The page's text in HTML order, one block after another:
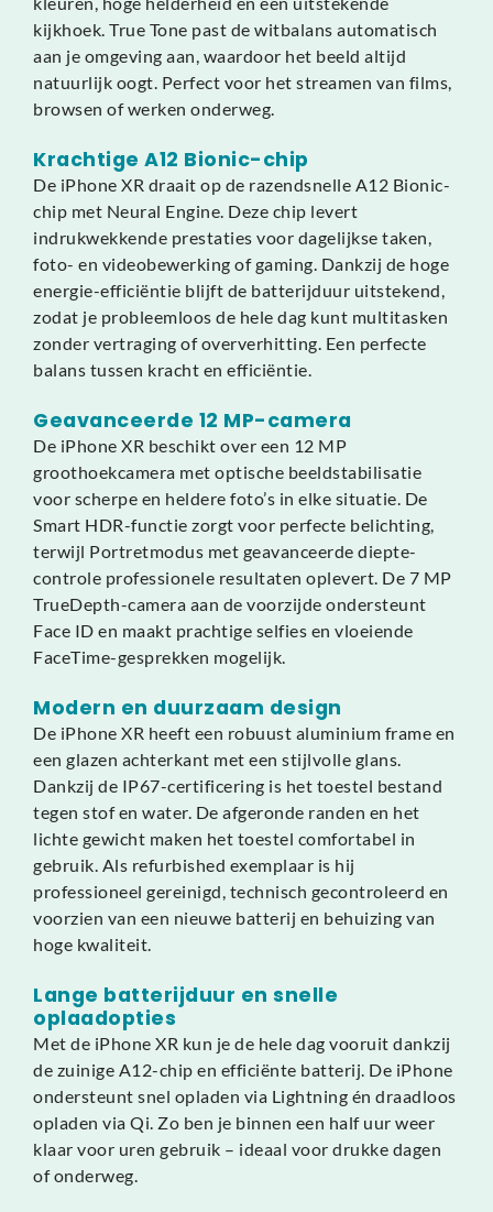
kijkhoek. True Tone past de witbalans automatisch
aan je omgeving aan, waardoor het beeld altijd
natuurlijk oogt. Perfect voor het streamen van films,
browsen of werken onderweg.
Krachtige A12 Bionic-chip
De iPhone XR draait op de razendsnelle A12 Bionic-
chip met Neural Engine. Deze chip levert
indrukwekkende prestaties voor dagelijkse taken,
foto- en videobewerking of gaming. Dankzij de hoge
energie-efficiëntie blijft de batterijduur uitstekend,
zodat je probleemloos de hele dag kunt multitasken
zonder vertraging of oververhitting. Een perfecte
balans tussen kracht en efficiëntie.
Geavanceerde 12 MP-camera
De iPhone XR beschikt over een 12 MP
groothoekcamera met optische beeldstabilisatie
voor scherpe en heldere foto’s in elke situatie. De
Smart HDR-functie zorgt voor perfecte belichting,
terwijl Portretmodus met geavanceerde diepte-
controle professionele resultaten oplevert. De 7 MP
TrueDepth-camera aan de voorzijde ondersteunt
Face ID en maakt prachtige selfies en vloeiende
FaceTime-gesprekken mogelijk.
Modern en duurzaam design
De iPhone XR heeft een robuust aluminium frame en
een glazen achterkant met een stijlvolle glans.
Dankzij de IP67-certificering is het toestel bestand
tegen stof en water. De afgeronde randen en het
lichte gewicht maken het toestel comfortabel in
gebruik. Als refurbished exemplaar is hij
professioneel gereinigd, technisch gecontroleerd en
voorzien van een nieuwe batterij en behuizing van
hoge kwaliteit.
Lange batterijduur en snelle
oplaadopties
Met de iPhone XR kun je de hele dag vooruit dankzij
de zuinige A12-chip en efficiënte batterij. De iPhone
ondersteunt snel opladen via Lightning én draadloos
opladen via Qi. Zo ben je binnen een half uur weer
klaar voor uren gebruik – ideaal voor drukke dagen
of onderweg.